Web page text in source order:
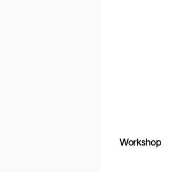
Workshop